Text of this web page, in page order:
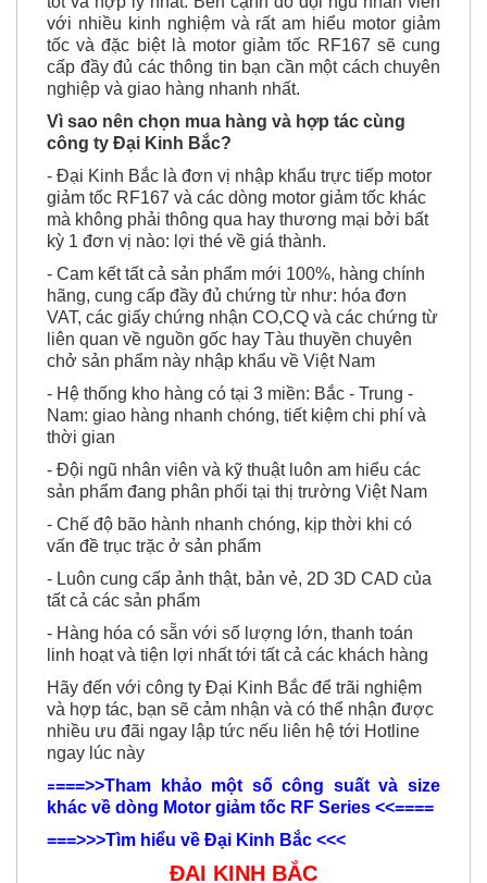
với nhiều kinh nghiệm và rất am hiểu motor giảm
tốc và đặc biệt là motor giảm tốc RF167 sẽ cung
cấp đầy đủ các thông tin bạn cần một cách chuyên
nghiệp và giao hàng nhanh nhất.
Vì sao nên chọn mua hàng và hợp tác cùng
công ty Đại Kinh Bắc?
- Đại Kinh Bắc là đơn vị nhập khẩu trực tiếp motor
giảm tốc RF167 và các dòng motor giảm tốc khác
mà không phải thông qua hay thương mại bởi bất
kỳ 1 đơn vị nào: lợi thé về giá thành.
- Cam kết tất cả sản phẩm mới 100%, hàng chính
hãng, cung cấp đầy đủ chứng từ như: hóa đơn
VAT, các giấy chứng nhận CO,CQ và các chứng từ
liên quan về nguồn gốc hay Tàu thuyền chuyên
chở sản phẩm này nhập khẩu về Việt Nam
- Hệ thống kho hàng có tại 3 miền: Bắc - Trung -
Nam: giao hàng nhanh chóng, tiết kiệm chi phí và
thời gian
- Đội ngũ nhân viên và kỹ thuật luôn am hiểu các
sản phẩm đang phân phối tại thị trường Việt Nam
- Chế độ bão hành nhanh chóng, kịp thời khi có
vấn đề trục trặc ở sản phẩm
- Luôn cung cấp ảnh thật, bản vẻ, 2D 3D CAD của
tất cả các sản phẩm
- Hàng hóa có sẵn với số lượng lớn, thanh toán
linh hoạt và tiện lợi nhất tới tất cả các khách hàng
Hãy đến với công ty Đại Kinh Bắc để trãi nghiệm
và hợp tác, bạn sẽ cảm nhận và có thể nhận được
nhiều ưu đãi ngay lập tức nếu liên hệ tới Hotline
ngay lúc này
====>>Tham khảo một số công suất và size
khác về dòng Motor giảm tốc RF Series <<====
===>>>Tìm hiểu về Đại Kinh Bắc <<<
ĐẠI KINH BẮC